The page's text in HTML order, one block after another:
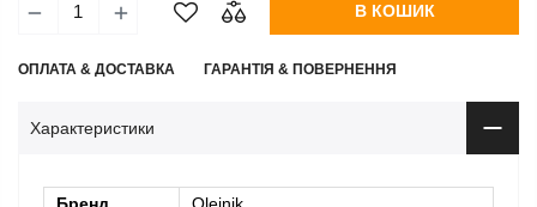
В КОШИК
ОПЛАТА & ДОСТАВКА ГАРАНТІЯ & ПОВЕРНЕННЯ
Характеристики